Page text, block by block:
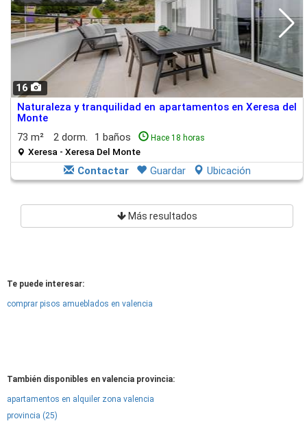
16
Naturaleza y tranquilidad en apartamentos en Xeresa del
Monte
73 m²
2 dorm. 1 baños Hace 18 horas
Xeresa - Xeresa Del Monte
Contactar Guardar Ubicación
Más resultados
Te puede interesar:
comprar pisos amueblados en valencia
También disponibles en valencia provincia:
apartamentos en alquiler zona valencia
provincia (25)